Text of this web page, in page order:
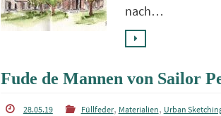
nach…
Fude de Mannen von Sailor
28.05.19 Füllfeder, Materialien, Urban